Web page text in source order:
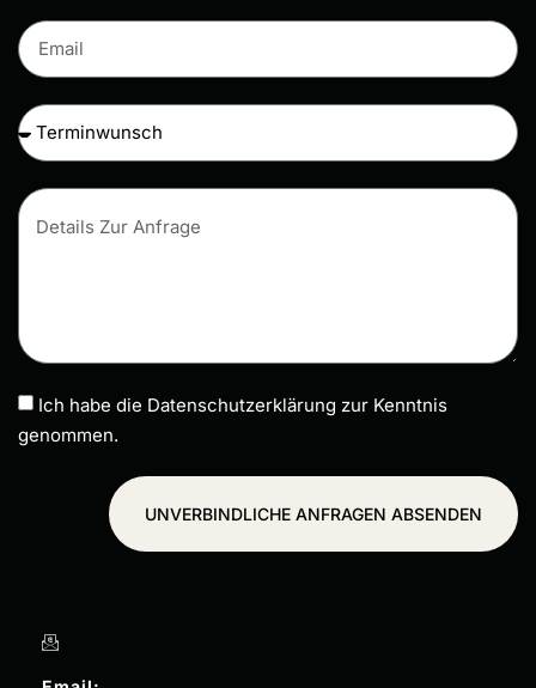
Ich habe die Datenschutzerklärung zur Kenntnis
genommen.
UNVERBINDLICHE ANFRAGEN ABSENDEN